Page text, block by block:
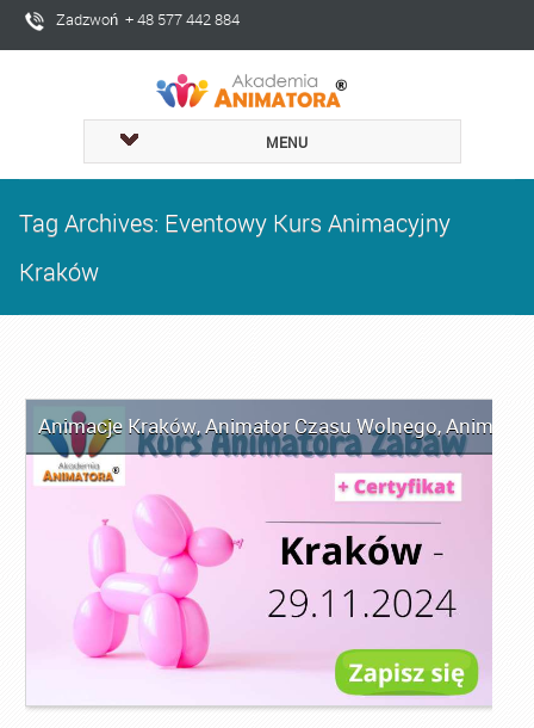
Zadzwoń + 48 577 442 884
MENU
Tag Archives: Eventowy Kurs Animacyjny
Kraków
Animacje Kraków,Animator Czasu Wolnego,